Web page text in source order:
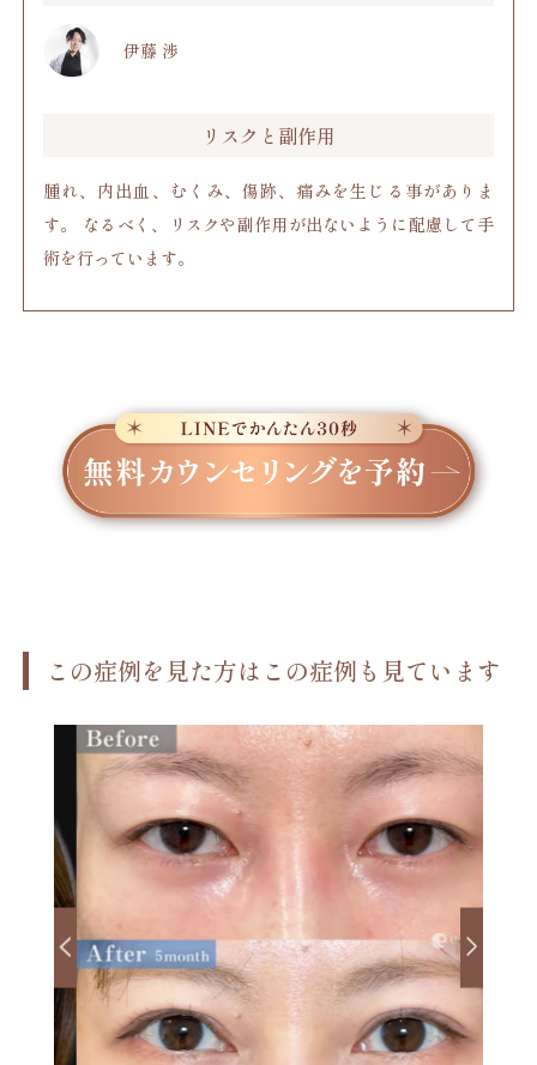
伊藤 渉
リスクと副作用
腫れ、内出血、むくみ、傷跡、痛みを生じる事がありま
す。 なるべく、リスクや副作用が出ないように配慮して手
術を行っています。
この症例を見た方はこの症例も見ています